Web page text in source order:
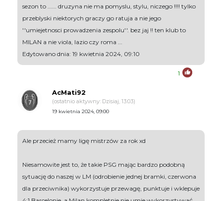
sezon to ...... druzyna nie ma pomyslu, stylu, niczego !!!! tylko
przeblyski niektorych graczy go ratuja a nie jego
''umiejetnosci prowadzenia zespolu''. bez jaj !! ten klub to
MILAN a nie viola, lazio czy roma ...
Edytowano dnia: 19 kwietnia 2024, 09:10
1
AcMati92
(ostatnio aktywny: Dzisiaj, 13:03)
19 kwietnia 2024, 09:00
Ale przecież mamy ligę mistrzów za rok xd
Niesamowite jest to, że takie PSG mając bardzo podobną
sytuację do naszej w LM (odrobienie jednej bramki, czerwona
dla przeciwnika) wykorzystuje przewagę, punktuje i wklepuje